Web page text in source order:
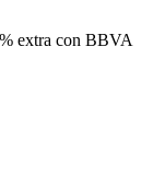
extra con BBVA